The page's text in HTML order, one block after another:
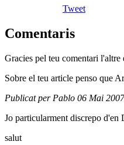
Tweet
Comentaris
Gracies pel teu comentari l'altre
Sobre el teu article penso que
Publicat per Pablo 06 Mai
Jo particularment discrepo
salut